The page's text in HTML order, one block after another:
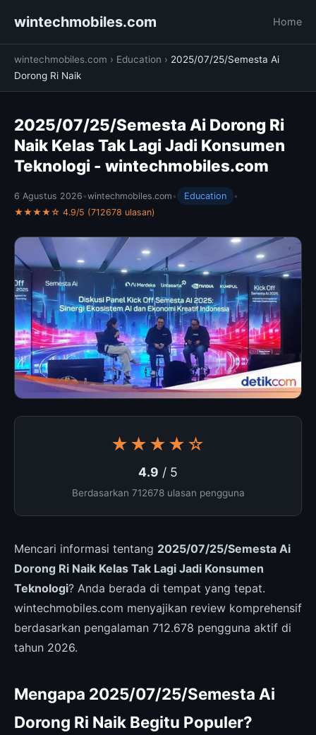
wintechmobiles.com Home
wintechmobiles.com › Education › 2025/07/25/Semesta Ai
Dorong Ri Naik
2025/07/25/Semesta Ai Dorong Ri
Naik Kelas Tak Lagi Jadi Konsumen
Teknologi - wintechmobiles.com
6 Agustus 2026 •wintechmobiles.com • Education
•
★★★★☆ 4.9/5 (712678 ulasan)
★★★★☆
4.9 / 5
Berdasarkan 712678 ulasan pengguna
Mencari informasi tentang 2025/07/25/Semesta Ai
Dorong Ri Naik Kelas Tak Lagi Jadi Konsumen
Teknologi? Anda berada di tempat yang tepat.
wintechmobiles.com menyajikan review komprehensif
berdasarkan pengalaman 712.678 pengguna aktif di
tahun 2026.
Mengapa 2025/07/25/Semesta Ai
Dorong Ri Naik Begitu Populer?